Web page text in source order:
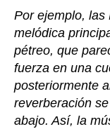
Por ejemplo, las
melódica
pétreo, que
fuerza en una
posteriormente
reverberación
abajo. Así, la